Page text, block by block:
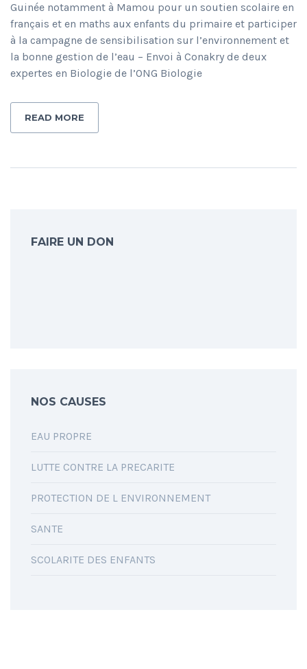
Guinée notamment à Mamou pour un soutien scolaire en
français et en maths aux enfants du primaire et participer
à la campagne de sensibilisation sur l’environnement et
la bonne gestion de l’eau – Envoi à Conakry de deux
expertes en Biologie de l’ONG Biologie
READ MORE
FAIRE UN DON
NOS CAUSES
EAU PROPRE
LUTTE CONTRE LA PRECARITE
PROTECTION DE L ENVIRONNEMENT
SANTE
SCOLARITE DES ENFANTS